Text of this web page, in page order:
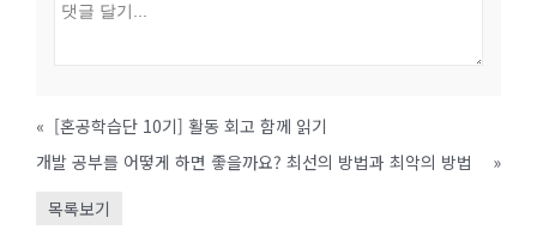
« [혼공학습단 10기] 활동 회고 함께 읽기
개발 공부를 어떻게 하면 좋을까요? 최선의 방법과 최악의 방법
»
목록보기